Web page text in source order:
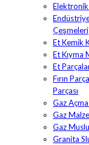
Çeşmeleri
Et Kemik
Et Kıyma
Et
Fırın
Parçası
Gaz
Gaz
Gaz
Granita